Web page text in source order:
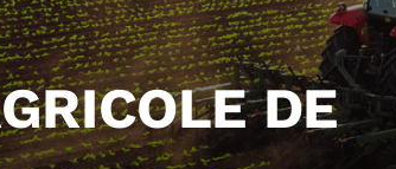
DE